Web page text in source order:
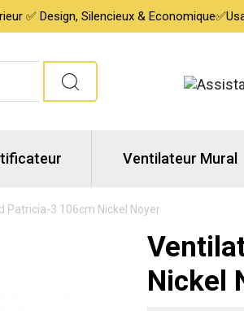
✅ Design, Silencieux &
Ventilateur Mural
Patricia-3 106cm Nickel Noyer
Nickel